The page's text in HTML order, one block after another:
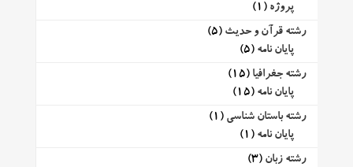
پروژه (1)
رشته قرآن و حدیث (5)
پایان نامه (5)
رشته جغرافیا (15)
پایان نامه (15)
رشته باستان شناسی (1)
پایان نامه (1)
رشته زبان (3)